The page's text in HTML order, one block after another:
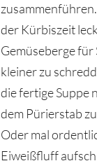
der Kürbiszeit
Gemüseberge für
kleiner zu
die fertige Suppe
dem Pürierstab
Oder mal
Eiweißfluff